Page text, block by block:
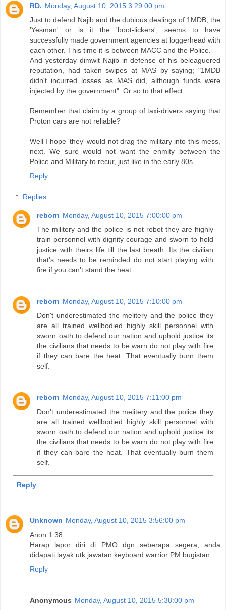
RD. Monday, August 10, 2015 3:29:00 pm
Just to defend Najib and the dubious dealings of 1MDB, the
'Yesman' or is it the 'boot-lickers', seems to have
successfully made government agencies at loggerhead with
each other. This time it is between MACC and the Police.
And yesterday dimwit Najib in defense of his beleaguered
reputation, had taken swipes at MAS by saying; "1MDB
didn't incurred losses as MAS did, although funds were
injected by the government". Or so to that effect.
Remember that claim by a group of taxi-drivers saying that
Proton cars are not reliable?
Well I hope 'they' would not drag the military into this mess,
next. We sure would not want the enmity between the
Police and Military to recur, just like in the early 80s.
Reply
Replies
reborn Monday, August 10, 2015 7:00:00 pm
The militery and the police is not robot they are highly
train personnel with dignity courage and sworn to hold
justice with theirs life till the last breath. Its the civilian
that's needs to be reminded do not start playing with
fire if you can't stand the heat.
reborn Monday, August 10, 2015 7:10:00 pm
Don't underestimated the melitery and the police they
are all trained wellbodied highly skill personnel with
sworn oath to defend our nation and uphold justice its
the civilians that needs to be warn do not play with fire
if they can bare the heat. That eventually burn them
self.
reborn Monday, August 10, 2015 7:11:00 pm
Don't underestimated the melitery and the police they
are all trained wellbodied highly skill personnel with
sworn oath to defend our nation and uphold justice its
the civilians that needs to be warn do not play with fire
if they can bare the heat. That eventually burn them
self.
Reply
Unknown Monday, August 10, 2015 3:56:00 pm
Anon 1.38
Harap lapor diri di PMO dgn seberapa segera, anda
didapati layak utk jawatan keyboard warrior PM bugistan.
Reply
Anonymous Monday, August 10, 2015 5:38:00 pm